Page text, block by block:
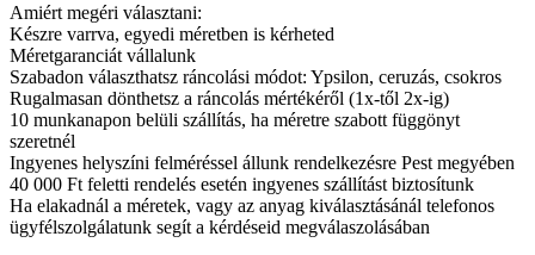
Amiért megéri választani:
Készre varrva, egyedi méretben is kérheted
Méretgaranciát vállalunk
Szabadon választhatsz ráncolási módot: Ypsilon, ceruzás, csokros
Rugalmasan dönthetsz a ráncolás mértékéről (1x-től 2x-ig)
10 munkanapon belüli szállítás, ha méretre szabott függönyt
szeretnél
Ingyenes helyszíni felméréssel állunk rendelkezésre Pest megyében
40 000 Ft feletti rendelés esetén ingyenes szállítást biztosítunk
Ha elakadnál a méretek, vagy az anyag kiválasztásánál telefonos
ügyfélszolgálatunk segít a kérdéseid megválaszolásában